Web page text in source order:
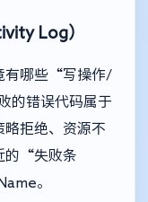
Log）
有哪些“写操作/
的错误代码属于
略拒绝、资源不
的“失败条
。